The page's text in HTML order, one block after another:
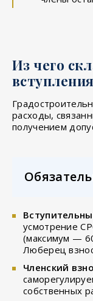
Из чего
расходы,
получением
усмотрение
(максимум —
Люберец
Членский
собственных